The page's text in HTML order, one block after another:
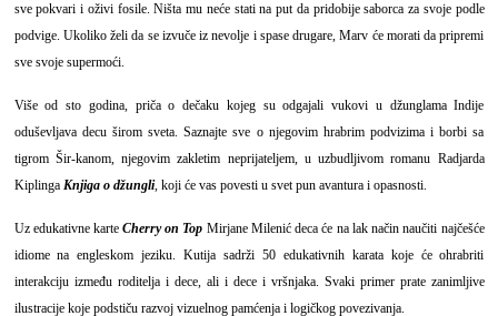
sve pokvari i oživi fosile. Ništa mu neće stati na put da pridobije saborca za svoje podle
podvige. Ukoliko želi da se izvuče iz nevolje i spase drugare, Marv će morati da pripremi
sve svoje supermoći.
Više od sto godina, priča o dečaku kojeg su odgajali vukovi u džunglama Indije
oduševljava decu širom sveta. Saznajte sve o njegovim hrabrim podvizima i borbi sa
tigrom Šir-kanom, njegovim zakletim neprijateljem, u uzbudljivom romanu Radjarda
Kiplinga Knjiga o džungli, koji će vas povesti u svet pun avantura i opasnosti.
Uz edukativne karteCherry on Top Mirjane Milenić deca će na lak način naučiti najčešće
idiome na engleskom jeziku. Kutija sadrži 50 edukativnih karata koje će ohrabriti
interakciju između roditelja i dece, ali i dece i vršnjaka. Svaki primer prate zanimljive
ilustracije koje podstiču razvoj vizuelnog pamćenja i logičkog povezivanja.